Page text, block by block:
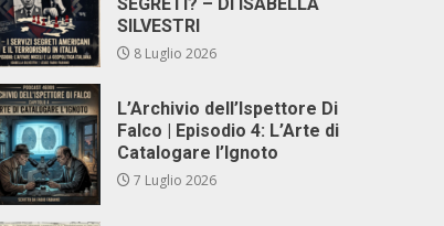
SILVESTRI
8 Luglio 2026
L’Archivio dell’Ispettore Di
Falco | Episodio 4: L’Arte di
Catalogare l’Ignoto
7 Luglio 2026